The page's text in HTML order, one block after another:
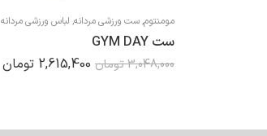
مومنتوم,ست ورزشی مردانه, لباس ورزشی مردانه
ست GYM DAY
3,048,000تومان 2,615,400 تومان